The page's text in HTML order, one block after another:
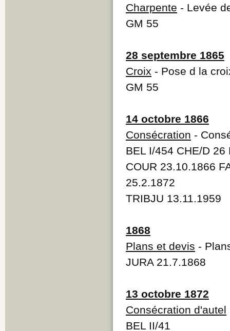
Charpente - Levée
GM 55
28 septembre 1865
Croix - Pose d la
GM 55
14 octobre 1866
Consécration -
BEL I/454 CHE/D 26
COUR 23.10.1866
25.2.1872
TRIBJU 13.11.1959
1868
Plans et devis -
JURA 21.7.1868
13 octobre 1872
Consécration d'autel
BEL II/41